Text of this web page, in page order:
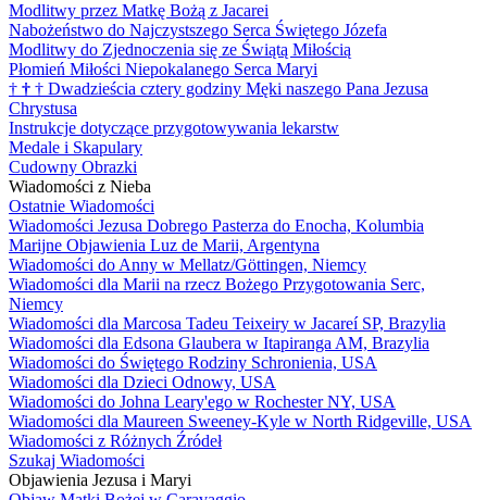
Modlitwy przez Matkę Bożą z Jacarei
Nabożeństwo do Najczystszego Serca Świętego Józefa
Modlitwy do Zjednoczenia się ze Świątą Miłością
Płomień Miłości Niepokalanego Serca Maryi
† † † Dwadzieścia cztery godziny Męki naszego Pana Jezusa
Chrystusa
Instrukcje dotyczące przygotowywania lekarstw
Medale i Skapulary
Cudowny Obrazki
Wiadomości z Nieba
Ostatnie Wiadomości
Wiadomości Jezusa Dobrego Pasterza do Enocha, Kolumbia
Marijne Objawienia Luz de Marii, Argentyna
Wiadomości do Anny w Mellatz/Göttingen, Niemcy
Wiadomości dla Marii na rzecz Bożego Przygotowania Serc,
Niemcy
Wiadomości dla Marcosa Tadeu Teixeiry w Jacareí SP, Brazylia
Wiadomości dla Edsona Glaubera w Itapiranga AM, Brazylia
Wiadomości do Świętego Rodziny Schronienia, USA
Wiadomości dla Dzieci Odnowy, USA
Wiadomości do Johna Leary'ego w Rochester NY, USA
Wiadomości dla Maureen Sweeney-Kyle w North Ridgeville, USA
Wiadomości z Różnych Źródeł
Szukaj Wiadomości
Objawienia Jezusa i Maryi